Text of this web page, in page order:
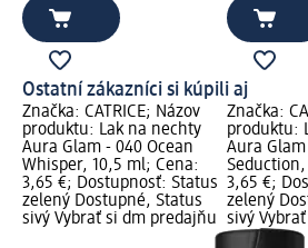
Ostatní zákazníci si kúpili aj
Značka: CATRICE; Názov
produktu: Lak na nechty
Aura Glam - 040 Ocean
Whisper, 10,5 ml; Cena:
3,65 €; Dostupnosť: Status
zelený Dostupné, Status
sivý Vybrať si dm predajňu
Značka:
produktu:
Aura
3,65 €;
zelený
sivý